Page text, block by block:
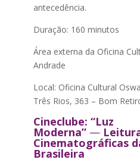
antecedência.
Duração: 160 minutos
Área externa da Oficina
Andrade
Local: Oficina Cultural
Três Rios, 363 – Bom
Cineclube: “Luz
Moderna” —
Cinematográficas
Brasileira